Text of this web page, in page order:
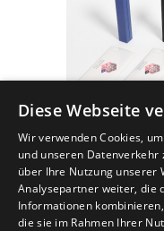
Ideal für:
Kinder-
Diese Webseite
Wir verwenden Cookies,
und unseren
über Ihre Nutzung unserer
Analysepartner weiter, die
Informationen
die sie im Rahmen Ihrer